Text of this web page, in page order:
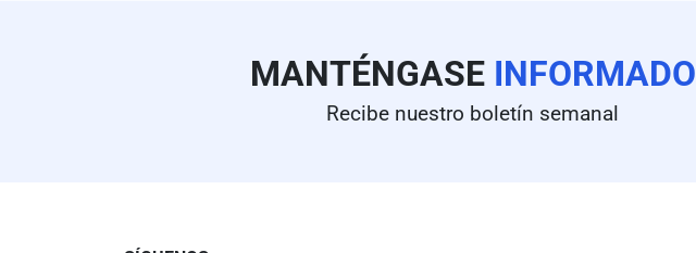
MANTÉNGASE INFORMADO
Recibe nuestro boletín semanal